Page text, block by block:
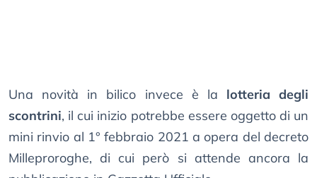
Una novità in bilico invece è la lotteria degli
scontrini, il cui inizio potrebbe essere oggetto di un
mini rinvio al 1° febbraio 2021 a opera del decreto
Milleproroghe, di cui però si attende ancora la